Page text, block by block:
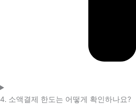
4. 소액결제 한도는 어떻게 확인하나요?